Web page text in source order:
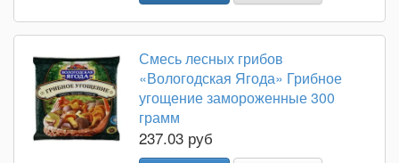
Смесь лесных грибов
«Вологодская Ягода» Грибное
угощение замороженные 300
грамм
237.03 руб